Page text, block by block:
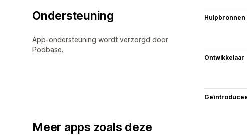
Ondersteuning
App-ondersteuning wordt verzorgd door
Podbase.
Hulpbronnen
Ontwikkelaar
Meer apps zoals deze